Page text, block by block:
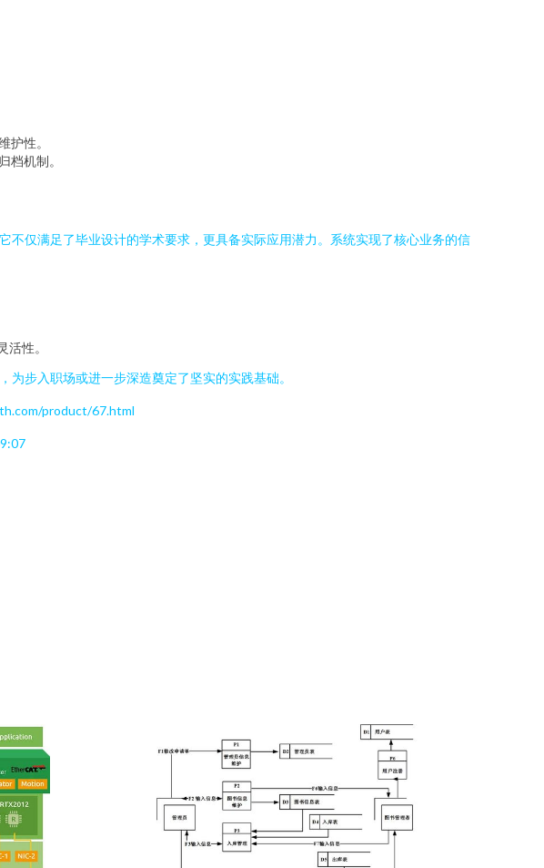
护性。
档机制。
仅满足了毕业设计的学术要求，更具备实际应用潜力。系统实现了核心业务的信
性。
步入职场或进一步深造奠定了坚实的实践基础。
product/67.html